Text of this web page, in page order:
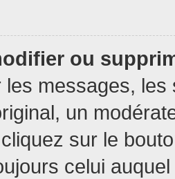
ou
les messages,
un
sur le
celui